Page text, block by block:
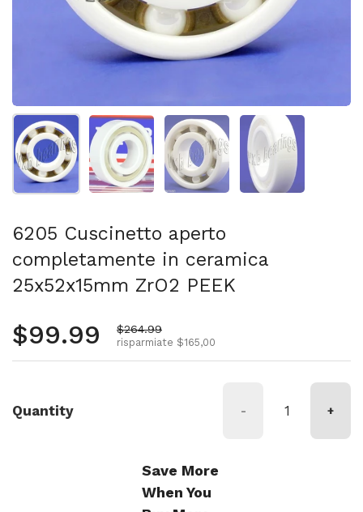
Mostra diapositiva 1Mostra diapositiva 2Mostra diapositiva 3
Mostra
6205 Cuscinetto aperto
completamente in ceramica
25x52x15mm ZrO2 PEEK
Prezzo normale
$99.99 Prezzo di vendita
$264.99
risparmiate $165,00
Quantity - +
Save More
When You